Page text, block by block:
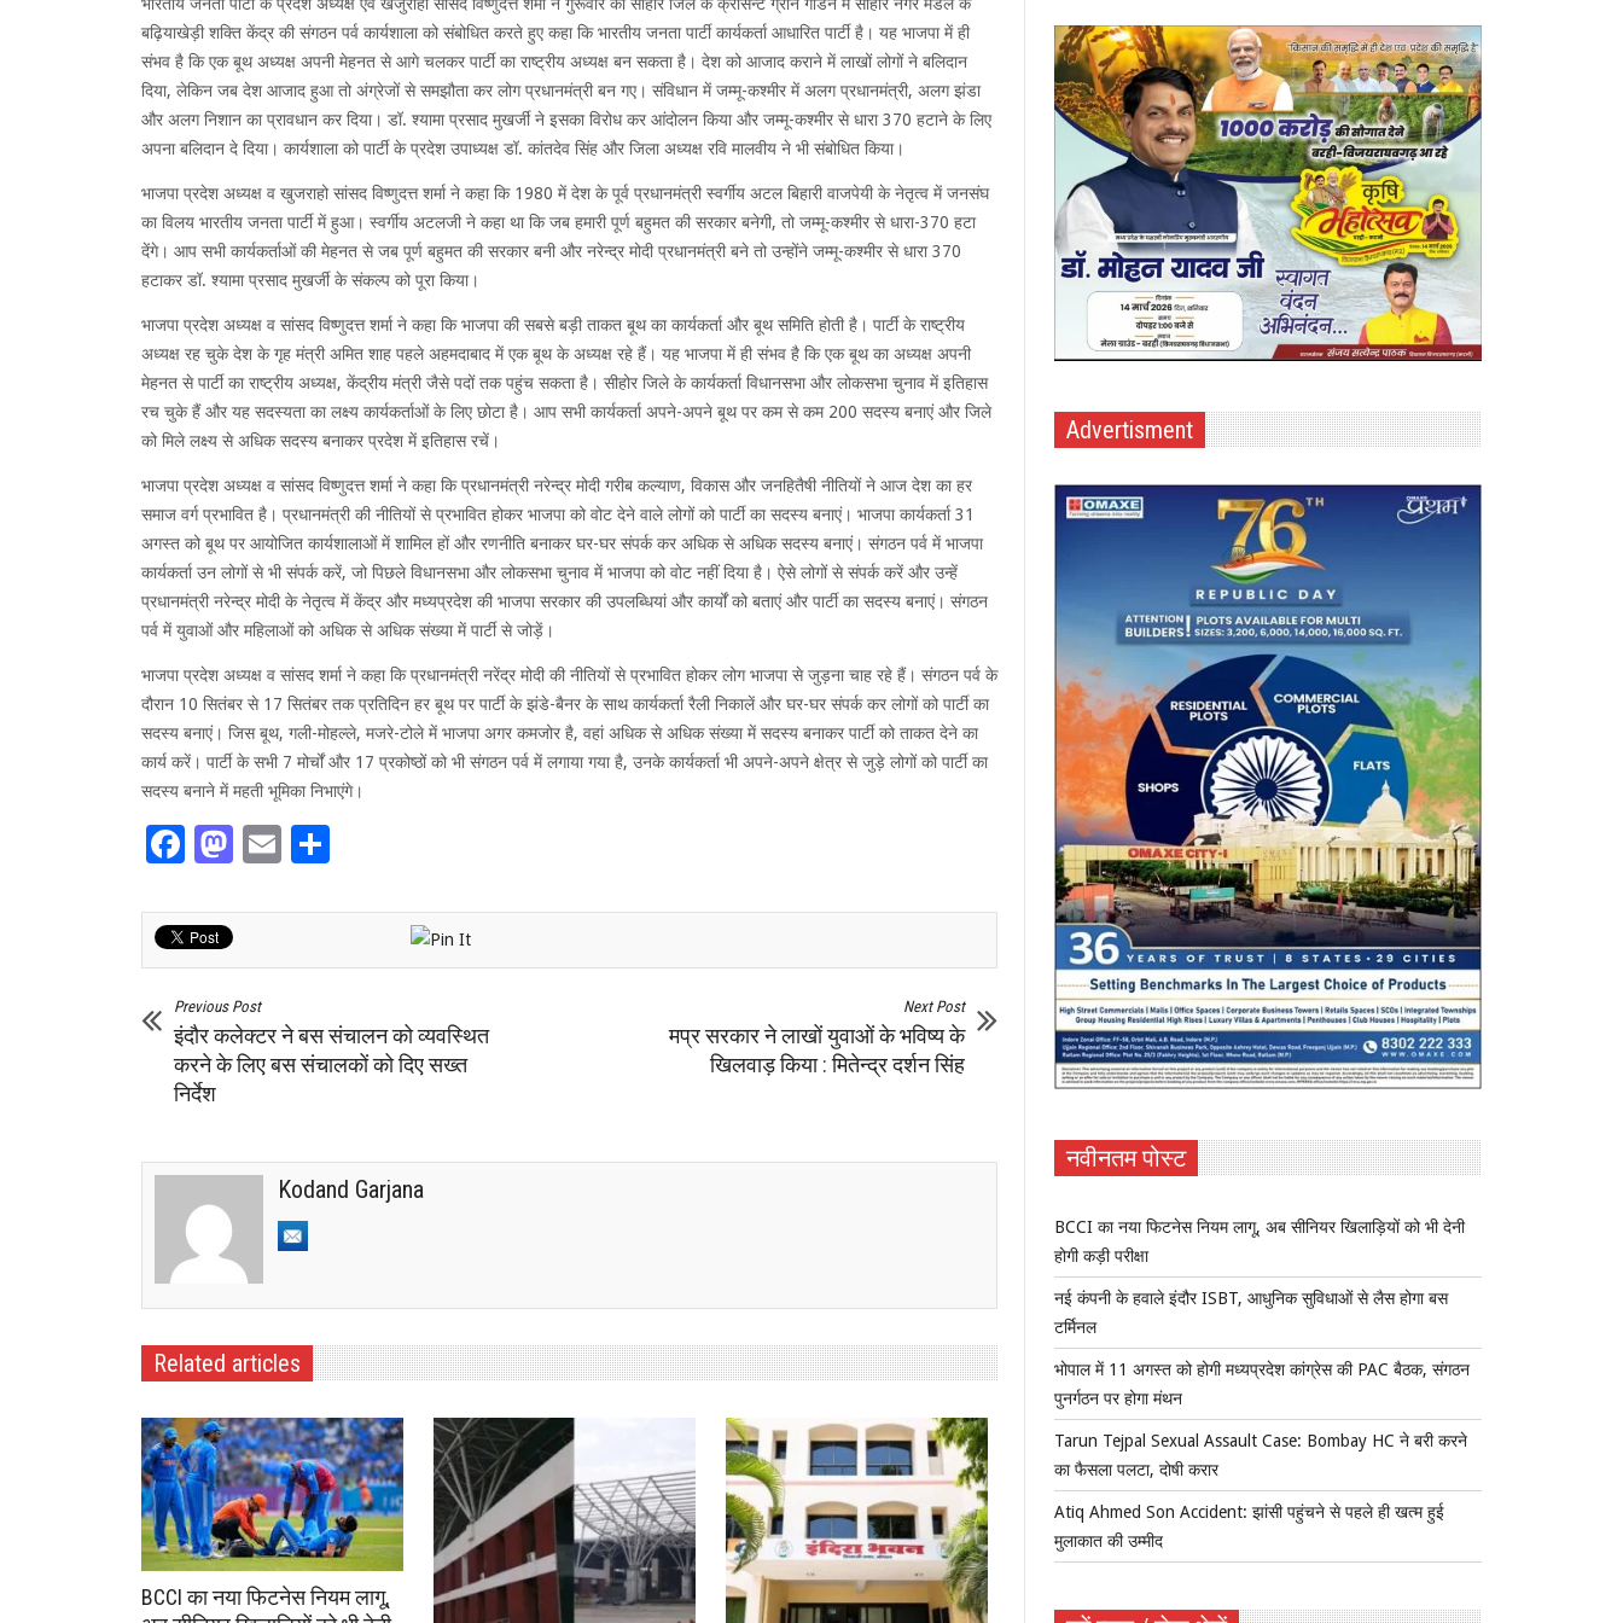
बढ़ियाखेड़ी शक्ति केंद्र की संगठन पर्व कार्यशाला को संबोधित करते हुए कहा कि भारतीय जनता पार्टी कार्यकर्ता आधारित पार्टी है। यह भाजपा में ही
संभव है कि एक बूथ अध्यक्ष अपनी मेहनत से आगे चलकर पार्टी का राष्ट्रीय अध्यक्ष बन सकता है। देश को आजाद कराने में लाखों लोगों ने बलिदान
दिया, लेकिन जब देश आजाद हुआ तो अंग्रेजों से समझौता कर लोग प्रधानमंत्री बन गए। संविधान में जम्मू-कश्मीर में अलग प्रधानमंत्री, अलग झंडा
और अलग निशान का प्रावधान कर दिया। डॉ. श्यामा प्रसाद मुखर्जी ने इसका विरोध कर आंदोलन किया और जम्मू-कश्मीर से धारा 370 हटाने के लिए
अपना बलिदान दे दिया। कार्यशाला को पार्टी के प्रदेश उपाध्यक्ष डॉ. कांतदेव सिंह और जिला अध्यक्ष रवि मालवीय ने भी संबोधित किया।
भाजपा प्रदेश अध्यक्ष व खुजराहो सांसद विष्णुदत्त शर्मा ने कहा कि 1980 में देश के पूर्व प्रधानमंत्री स्वर्गीय अटल बिहारी वाजपेयी के नेतृत्व में जनसंघ
का विलय भारतीय जनता पार्टी में हुआ। स्वर्गीय अटलजी ने कहा था कि जब हमारी पूर्ण बहुमत की सरकार बनेगी, तो जम्मू-कश्मीर से धारा-370 हटा
देंगे। आप सभी कार्यकर्ताओं की मेहनत से जब पूर्ण बहुमत की सरकार बनी और नरेन्द्र मोदी प्रधानमंत्री बने तो उन्होंने जम्मू-कश्मीर से धारा 370
हटाकर डॉ. श्यामा प्रसाद मुखर्जी के संकल्प को पूरा किया।
भाजपा प्रदेश अध्यक्ष व सांसद विष्णुदत्त शर्मा ने कहा कि भाजपा की सबसे बड़ी ताकत बूथ का कार्यकर्ता और बूथ समिति होती है। पार्टी के राष्ट्रीय
अध्यक्ष रह चुके देश के गृह मंत्री अमित शाह पहले अहमदाबाद में एक बूथ के अध्यक्ष रहे हैं। यह भाजपा में ही संभव है कि एक बूथ का अध्यक्ष अपनी
मेहनत से पार्टी का राष्ट्रीय अध्यक्ष, केंद्रीय मंत्री जैसे पदों तक पहुंच सकता है। सीहोर जिले के कार्यकर्ता विधानसभा और लोकसभा चुनाव में इतिहास
रच चुके हैं और यह सदस्यता का लक्ष्य कार्यकर्ताओं के लिए छोटा है। आप सभी कार्यकर्ता अपने-अपने बूथ पर कम से कम 200 सदस्य बनाएं और जिले
को मिले लक्ष्य से अधिक सदस्य बनाकर प्रदेश में इतिहास रचें।
भाजपा प्रदेश अध्यक्ष व सांसद विष्णुदत्त शर्मा ने कहा कि प्रधानमंत्री नरेन्द्र मोदी गरीब कल्याण, विकास और जनहितैषी नीतियों ने आज देश का हर
समाज वर्ग प्रभावित है। प्रधानमंत्री की नीतियों से प्रभावित होकर भाजपा को वोट देने वाले लोगों को पार्टी का सदस्य बनाएं। भाजपा कार्यकर्ता 31
अगस्त को बूथ पर आयोजित कार्यशालाओं में शामिल हों और रणनीति बनाकर घर-घर संपर्क कर अधिक से अधिक सदस्य बनाएं। संगठन पर्व में भाजपा
कार्यकर्ता उन लोगों से भी संपर्क करें, जो पिछले विधानसभा और लोकसभा चुनाव में भाजपा को वोट नहीं दिया है। ऐसे लोगों से संपर्क करें और उन्हें
प्रधानमंत्री नरेन्द्र मोदी के नेतृत्व में केंद्र और मध्यप्रदेश की भाजपा सरकार की उपलब्धियां और कार्यों को बताएं और पार्टी का सदस्य बनाएं। संगठन
पर्व में युवाओं और महिलाओं को अधिक से अधिक संख्या में पार्टी से जोड़ें।
भाजपा प्रदेश अध्यक्ष व सांसद शर्मा ने कहा कि प्रधानमंत्री नरेंद्र मोदी की नीतियों से प्रभावित होकर लोग भाजपा से जुड़ना चाह रहे हैं। संगठन पर्व के
दौरान 10 सितंबर से 17 सितंबर तक प्रतिदिन हर बूथ पर पार्टी के झंडे-बैनर के साथ कार्यकर्ता रैली निकालें और घर-घर संपर्क कर लोगों को पार्टी का
सदस्य बनाएं। जिस बूथ, गली-मोहल्ले, मजरे-टोले में भाजपा अगर कमजोर है, वहां अधिक से अधिक संख्या में सदस्य बनाकर पार्टी को ताकत देने का
कार्य करें। पार्टी के सभी 7 मोर्चों और 17 प्रकोष्ठों को भी संगठन पर्व में लगाया गया है, उनके कार्यकर्ता भी अपने-अपने क्षेत्र से जुड़े लोगों को पार्टी का
सदस्य बनाने में महती भूमिका निभाएंगे।
Facebook
Mastodon
Email
Previous Post
इंदौर कलेक्टर ने बस संचालन को व्यवस्थित
करने के लिए बस संचालकों को दिए सख्त
निर्देश
Next Post
मप्र सरकार ने लाखों युवाओं के भविष्य के
खिलवाड़ किया : मितेन्द्र दर्शन सिंह
Kodand Garjana
Related articles
BCCI का नया फिटनेस नियम लागू,
Advertisment
नवीनतम पोस्ट
BCCI का नया फिटनेस नियम लागू, अब सीनियर खिलाड़ियों को भी देनी
होगी कड़ी परीक्षा
नई कंपनी के हवाले इंदौर ISBT, आधुनिक सुविधाओं से लैस होगा बस
टर्मिनल
भोपाल में 11 अगस्त को होगी मध्यप्रदेश कांग्रेस की PAC बैठक, संगठन
पुनर्गठन पर होगा मंथन
Tarun Tejpal Sexual Assault Case: Bombay HC ने बरी करने
का फैसला पलटा, दोषी करार
Atiq Ahmed Son Accident: झांसी पहुंचने से पहले ही खत्म हुई
मुलाकात की उम्मीद